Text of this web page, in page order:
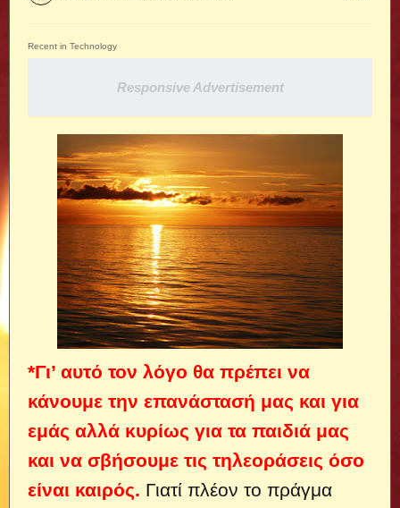
Recent in Technology
Responsive Advertisement
*Γι’ αυτό τον λόγο θα πρέπει να
κάνουμε την επανάστασή μας και για
εμάς αλλά κυρίως για τα παιδιά μας
και να σβήσουμε τις τηλεοράσεις όσο
είναι καιρός. Γιατί πλέον το πράγμα